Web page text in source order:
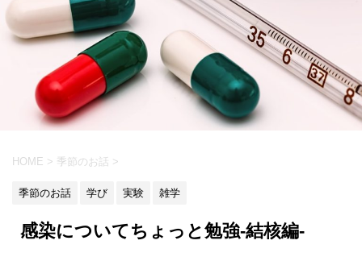
HOME > 季節のお話 >
季節のお話 学び 実験 雑学
感染についてちょっと勉強-結核編-